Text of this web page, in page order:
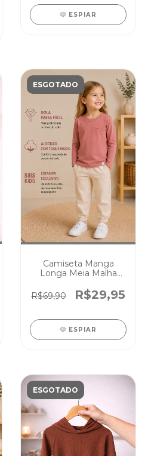
ESPIAR
ESGOTADO
Camiseta Manga
Longa Meia Malha
Rosé
R$69,90 R$29,95
ESPIAR
ESGOTADO